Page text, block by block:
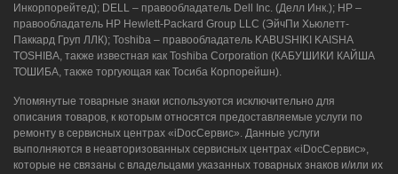
Инкорпорейтед); DELL – правообладатель Dell Inc. (Делл Инк.); HP –
правообладатель HP Hewlett-Packard Group LLC (ЭйчПи Хьюлетт-
Паккард Груп ЛЛК); Toshiba – правообладатель KABUSHIKI KAISHA
TOSHIBA, также известная как Toshiba Corporation (КАБУШИКИ КАЙША
ТОШИБА, также торгующая как Тосиба Корпорейшн).
Упомянутые товарные знаки используются исключительно для
описания товаров, к которым относятся предоставляемые услуги по
ремонту в сервисных центрах «iDocСервис». Данные услуги
выполняются в неавторизованных сервисных центрах «iDocСервис»,
которые не связаны с владельцами указанных товарных знаков и/или их